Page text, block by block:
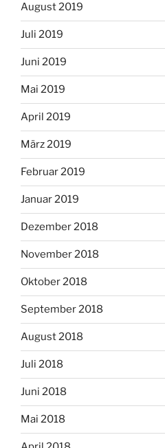
August 2019
Juli 2019
Juni 2019
Mai 2019
April 2019
März 2019
Februar 2019
Januar 2019
Dezember 2018
November 2018
Oktober 2018
September 2018
August 2018
Juli 2018
Juni 2018
Mai 2018